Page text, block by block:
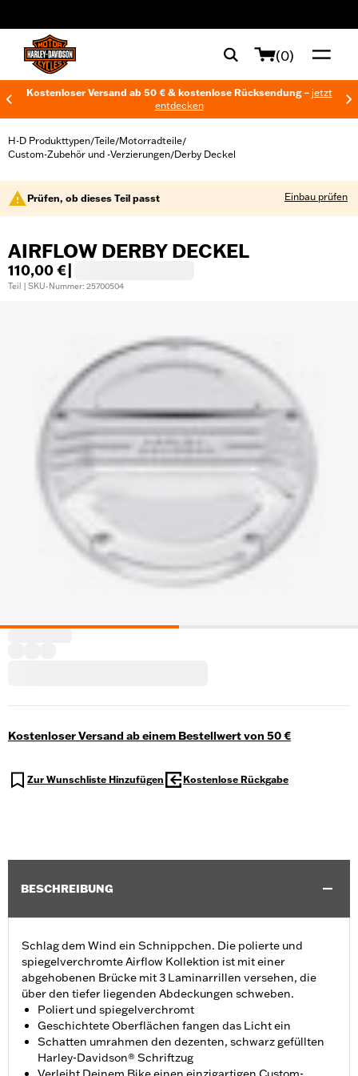
(0)
Kostenloser Versand ab 50 € & kostenlose Rücksendung – jetzt
entdecken
H-D Produkttypen/Teile/Motorradteile/
Custom-Zubehör und -Verzierungen/Derby Deckel
Prüfen, ob dieses Teil passt Einbau prüfen
AIRFLOW DERBY DECKEL
110,00 €
Teil | SKU-Nummer: 25700504
Kostenloser Versand ab einem Bestellwert von 50 €
Zur Wunschliste Hinzufügen Kostenlose Rückgabe
BESCHREIBUNG
Schlag dem Wind ein Schnippchen. Die polierte und
spiegelverchromte Airflow Kollektion ist mit einer
abgehobenen Brücke mit 3 Laminarrillen versehen, die
über den tiefer liegenden Abdeckungen schweben.
Poliert und spiegelverchromt
Geschichtete Oberflächen fangen das Licht ein
Schatten umrahmen den dezenten, schwarz gefüllten
Harley-Davidson® Schriftzug